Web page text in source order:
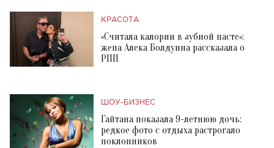
КРАСОТА
«Считала калории в зубной пасте»:
жена Алека Болдуина рассказала о
РПП
ШОУ-БИЗНЕС
Гайтана показала 9-летнюю дочь:
редкое фото с отдыха растрогало
поклонников